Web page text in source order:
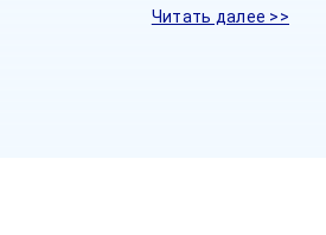
Читать далее >>